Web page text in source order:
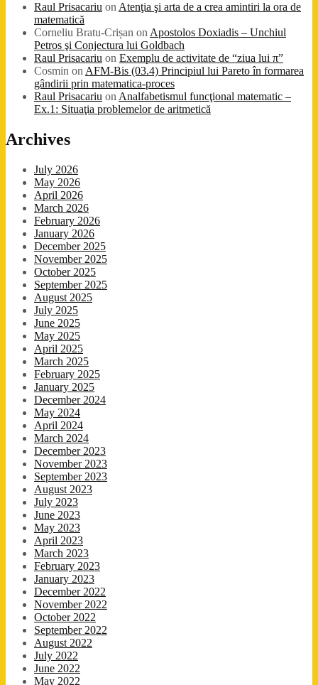
Raul Prisacariu onAtenţia şi arta de a crea amintiri la ora de
matematică
Corneliu Bratu-Crișan onApostolos Doxiadis – Unchiul
Petros şi Conjectura lui Goldbach
Raul Prisacariu on Exemplu de activitate de “ziua lui π”
Cosmin onAFM-Bis (03.4) Principiul lui Pareto în formarea
gândirii prin matematica-proces
Raul Prisacariu onAnalfabetismul funcţional matematic –
Ex.1: Situaţia problemelor de aritmetică
Archives
July 2026
May 2026
April 2026
March 2026
February 2026
January 2026
December 2025
November 2025
October 2025
September 2025
August 2025
July 2025
June 2025
May 2025
April 2025
March 2025
February 2025
January 2025
December 2024
May 2024
April 2024
March 2024
December 2023
November 2023
September 2023
August 2023
July 2023
June 2023
May 2023
April 2023
March 2023
February 2023
January 2023
December 2022
November 2022
October 2022
September 2022
August 2022
July 2022
June 2022
May 2022